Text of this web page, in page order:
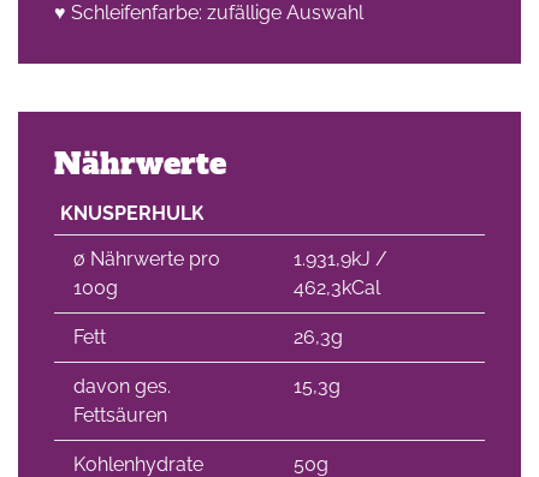
♥ Schleifenfarbe: zufällige Auswahl
Nährwerte
KNUSPERHULK
∅ Nährwerte pro
100g
1.931,9kJ /
462,3kCal
Fett 26,3g
davon ges.
Fettsäuren
15,3g
Kohlenhydrate 50g